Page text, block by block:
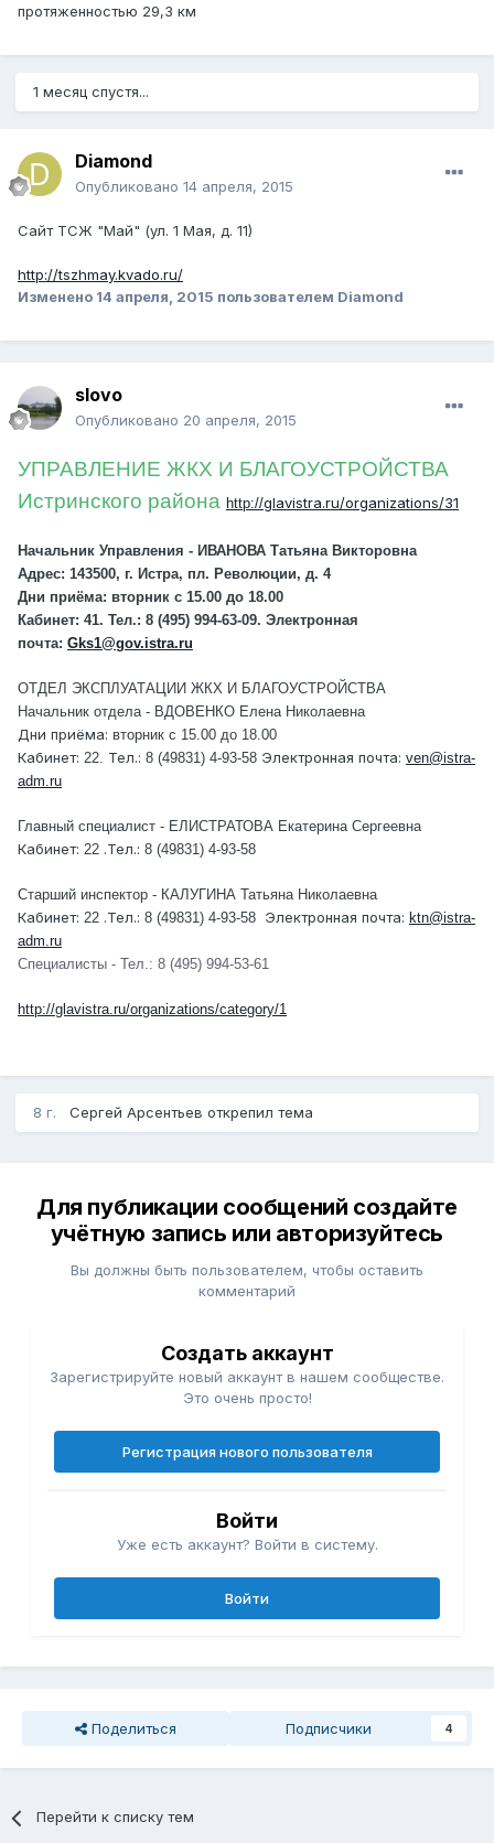
протяженностью 29,3 км
1 месяц спустя...
Diamond
Опубликовано 14 апреля, 2015
Сайт ТСЖ "Май" (ул. 1 Мая, д. 11)
http://tszhmay.kvado.ru/
Изменено 14 апреля, 2015 пользователем Diamond
slovo
Опубликовано 20 апреля, 2015
УПРАВЛЕНИЕ ЖКХ И БЛАГОУСТРОЙСТВА
Истринского района http://glavistra.ru/organizations/31
Начальник Управления - ИВАНОВА Татьяна Викторовна
Адрес: 143500, г. Истра, пл. Революции, д. 4
Дни приёма: вторник c 15.00 до 18.00
Кабинет: 41. Тел.: 8 (495) 994-63-09. Электронная
почта: Gks1@gov.istra.ru
ОТДЕЛ ЭКСПЛУАТАЦИИ ЖКХ И БЛАГОУСТРОЙСТВА
Начальник отдела - ВДОВЕНКО Елена Николаевна
Дни приёма: вторник c 15.00 до 18.00
Кабинет: 22. Тел.: 8 (49831) 4-93-58 Электронная почта: ven@istra-
adm.ru
Главный специалист - ЕЛИСТРАТОВА Екатерина Сергеевна
Кабинет: 22 .Тел.: 8 (49831) 4-93-58
Старший инспектор - КАЛУГИНА Татьяна Николаевна
Кабинет: 22 .Тел.: 8 (49831) 4-93-58 Электронная почта: ktn@istra-
adm.ru
Специалисты - Тел.: 8 (495) 994-53-61
http://glavistra.ru/organizations/category/1
8 г. Сергей Арсентьев открепил тема
Для публикации сообщений создайте
учётную запись или авторизуйтесь
Вы должны быть пользователем, чтобы оставить
комментарий
Создать аккаунт
Зарегистрируйте новый аккаунт в нашем сообществе.
Это очень просто!
Регистрация нового пользователя
Войти
Уже есть аккаунт? Войти в систему.
Войти
Поделиться Подписчики 4
Перейти к списку тем